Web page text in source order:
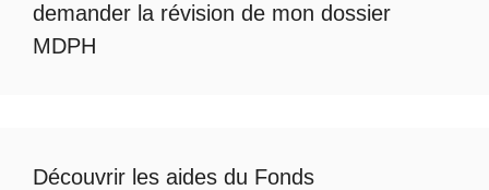
demander la révision de mon dossier
MDPH
Découvrir les aides du Fonds